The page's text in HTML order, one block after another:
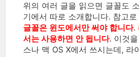
위의 여러 글을 읽으면 글꼴도
기에서 따로 소개합니다. 참고로
글꼴은 윈도에서만 써야 합니다.
서는 사용하면 안 됩니다. 이것
스나 맥 OS X에서 쓰시는데, 라